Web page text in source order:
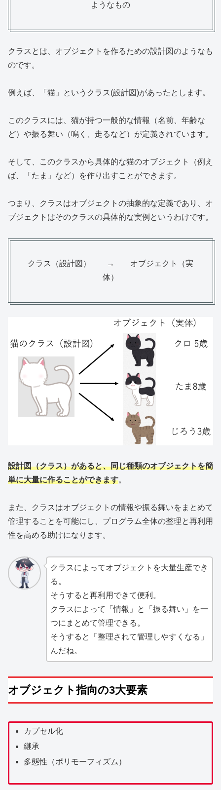
ようなもの
クラスとは、オブジェクトを作るための設計図のようなも
のです。
例えば、「猫」というクラス(設計図)があったとします。
このクラスには、猫が持つ一般的な情報（名前、年齢な
ど）や振る舞い（鳴く、走るなど）が定義されています。
そして、このクラスから具体的な猫のオブジェクト（例え
ば、「たま」など）を作り出すことができます。
つまり、クラスはオブジェクトの抽象的な定義であり、オ
ブジェクトはそのクラスの具体的な実例というわけです。
クラス（設計図） → オブジェクト（実
体）
設計図（クラス）があると、同じ種類のオブジェクトを簡
単に大量に作ることができます。
また、クラスはオブジェクトの情報や振る舞いをまとめて
管理することを可能にし、プログラム全体の整理と再利用
性を高める助けになります。
クラスによってオブジェクトを大量生産でき
る。
そうすると再利用できて便利。
クラスによって「情報」と「振る舞い」を一
つにまとめて管理できる。
そうすると「整理されて管理しやすくなる」
んだね。
オブジェクト指向の3大要素
カプセル化
継承
多態性（ポリモーフィズム）